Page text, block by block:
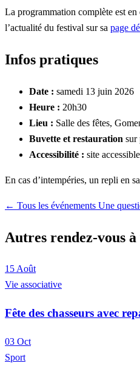
La programmation complète est
l’actualité du festival sur sa page
Infos pratiques
Date : samedi 13 juin 2026
Heure : 20h30
Lieu : Salle des fêtes,
Buvette et restauration sur
Accessibilité : site
En cas d’intempéries, un repli en
← Tous les événements Une
Autres rendez-vous
15Août
Vie associative
Fête des chasseurs avec
03 Oct
Sport